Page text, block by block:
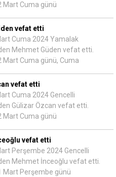
Mart Cuma günü
vefat etti
Cuma 2024 Yamalak
Mehmet Güden vefat etti.
Mart Cuma günü, Cuma
vefat etti
Cuma 2024 Gencelli
Gülizar Özcan vefat etti.
Mart Cuma günü
vefat etti
Perşembe 2024 Gencelli
Mehmet İnceoğlu vefat etti.
Mart Perşembe günü